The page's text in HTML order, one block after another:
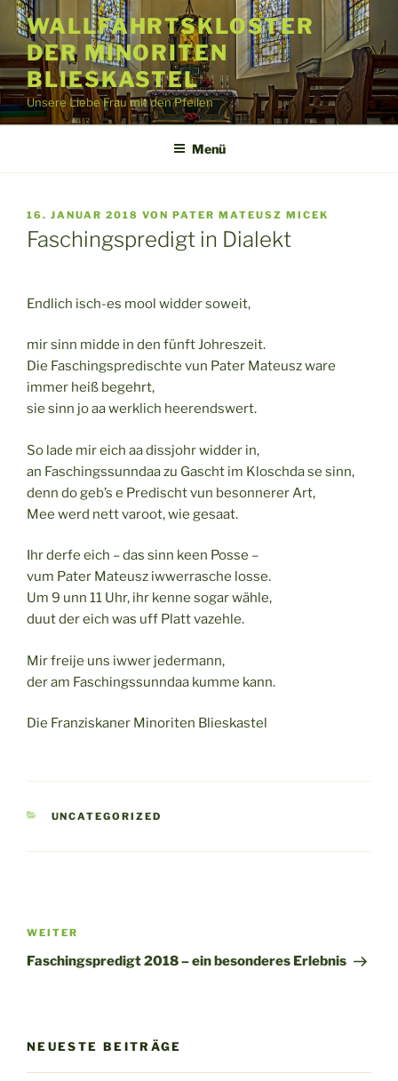
Zum
Inhalt
springen
WALLFAHRTSKLOSTER
DER MINORITEN
BLIESKASTEL
Unsere Liebe Frau mit den Pfeilen
Menü
VERÖFFENTLICHT
AM
16. JANUAR 2018 VON PATER MATEUSZ MICEK
Faschingspredigt in Dialekt
Endlich isch-es mool widder soweit,
mir sinn midde in den fünft Johreszeit.
Die Faschingspredischte vun Pater Mateusz ware
immer heiß begehrt,
sie sinn jo aa werklich heerendswert.
So lade mir eich aa dissjohr widder in,
an Faschingssunndaa zu Gascht im Kloschda se sinn,
denn do geb’s e Predischt vun besonnerer Art,
Mee werd nett varoot, wie gesaat.
Ihr derfe eich – das sinn keen Posse –
vum Pater Mateusz iwwerrasche losse.
Um 9 unn 11 Uhr, ihr kenne sogar wähle,
duut der eich was uff Platt vazehle.
Mir freije uns iwwer jedermann,
der am Faschingssunndaa kumme kann.
Die Franziskaner Minoriten Blieskastel
KATEGORIEN
UNCATEGORIZED
Nächster
Beitrag
WEITER
Faschingspredigt 2018 – ein besonderes Erlebnis
NEUESTE BEITRÄGE